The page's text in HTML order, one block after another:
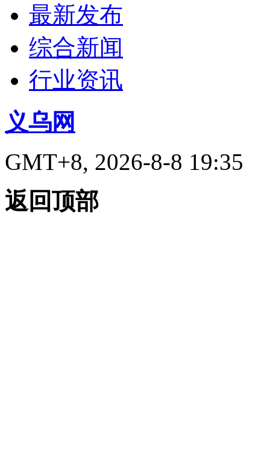
最新发布
综合新闻
行业资讯
义乌网
GMT+8, 2026-8-8 19:35
返回顶部